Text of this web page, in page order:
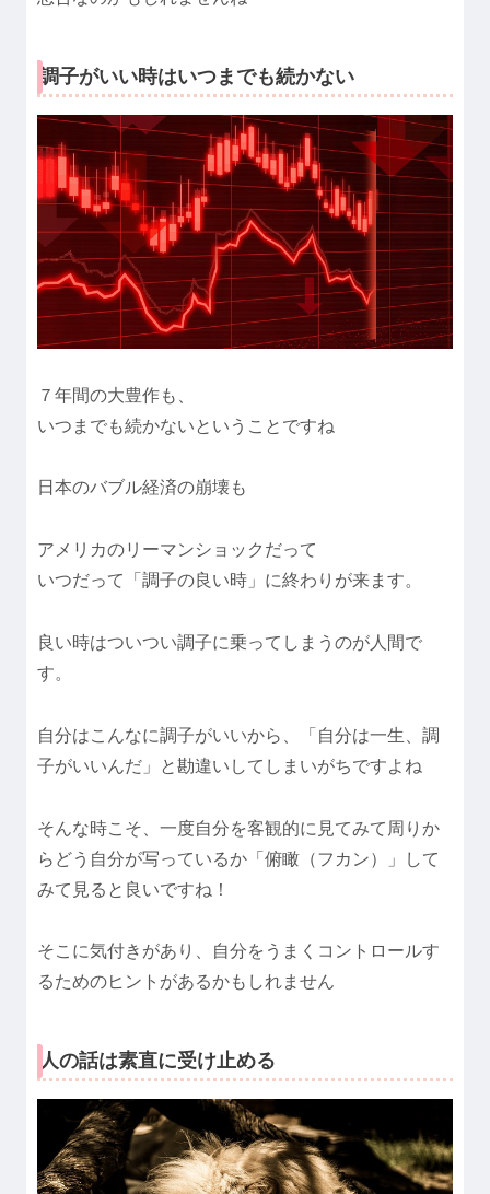
調子がいい時はいつまでも続かない
７年間の大豊作も、
いつまでも続かないということですね
日本のバブル経済の崩壊も
アメリカのリーマンショックだって
いつだって「調子の良い時」に終わりが来ます。
良い時はついつい調子に乗ってしまうのが人間で
す。
自分はこんなに調子がいいから、「自分は一生、調
子がいいんだ」と勘違いしてしまいがちですよね
そんな時こそ、一度自分を客観的に見てみて周りか
らどう自分が写っているか「俯瞰（フカン）」して
みて見ると良いですね！
そこに気付きがあり、自分をうまくコントロールす
るためのヒントがあるかもしれません
人の話は素直に受け止める